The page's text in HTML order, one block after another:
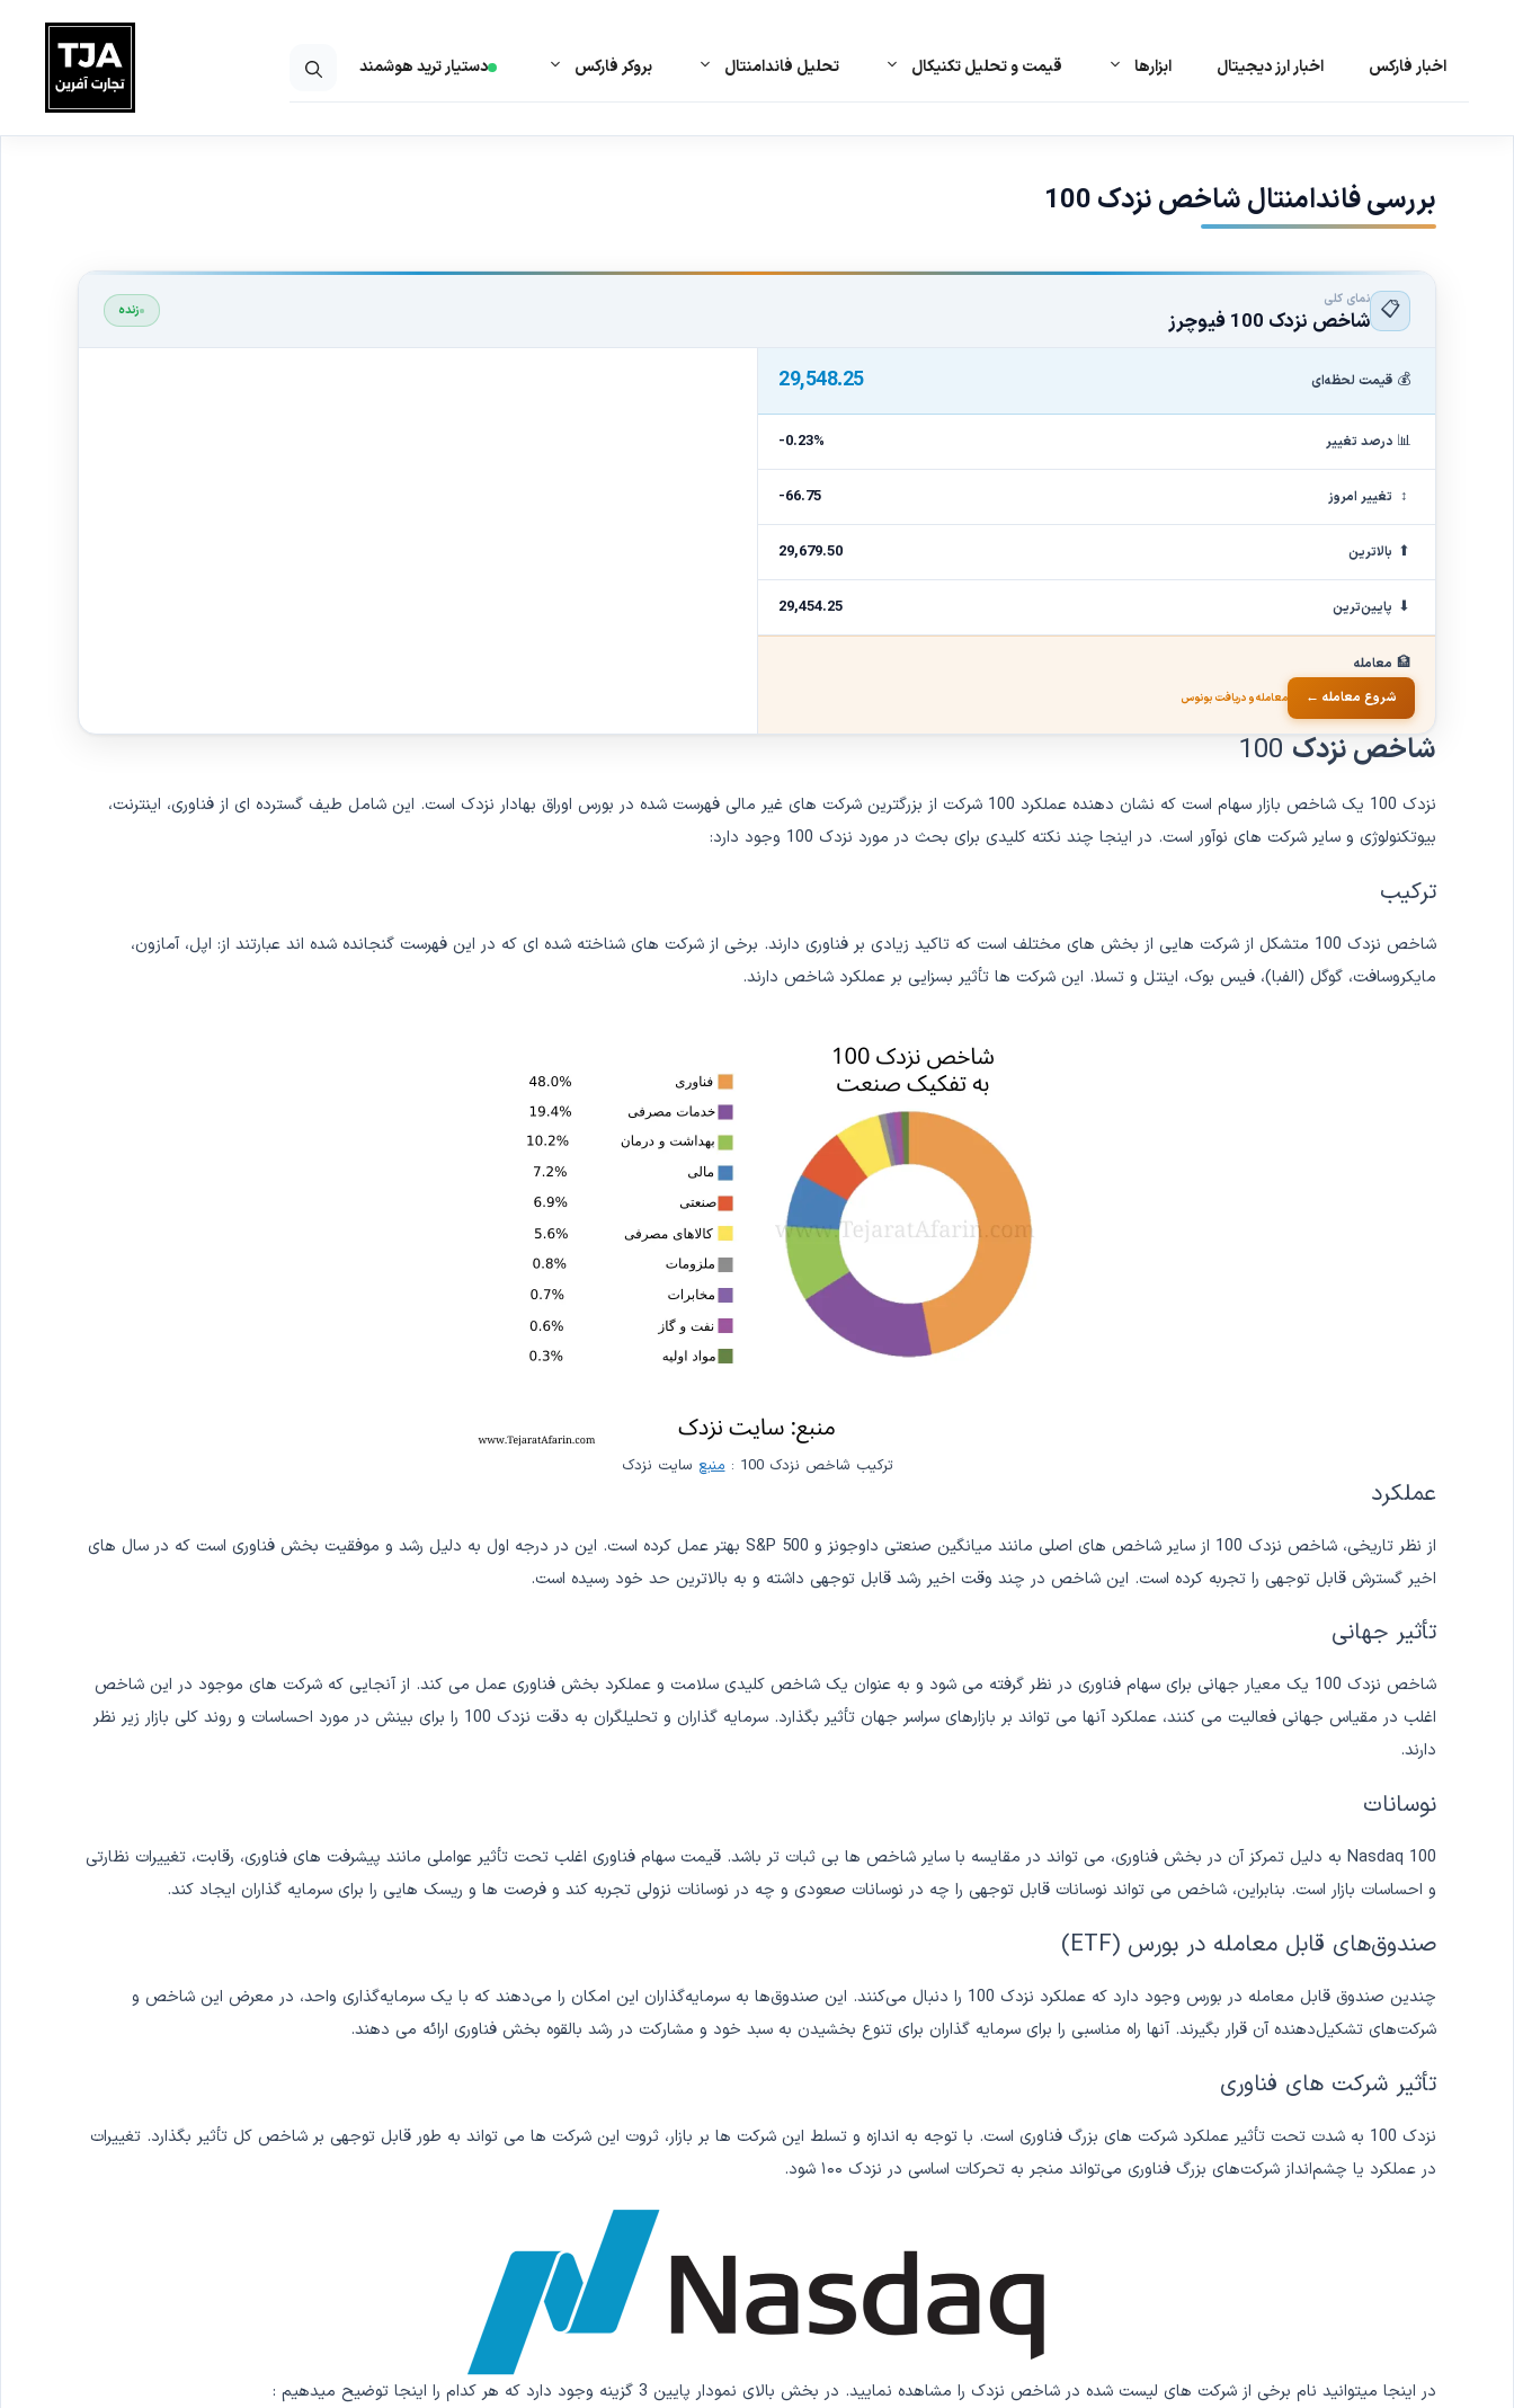
اخبار فارکس اخبار ارز دیجیتال ابزارها قیمت و تحلیل تکنیکال تحلیل فاندامنتال بروکر فارکس دستیار ترید هوشمند
بررسی فاندامنتال شاخص نزدک 100
📋 نمای کلی
شاخص نزدک 100 فیوچرز زنده
💰 قیمت لحظه‌ای 29,548.25
📊 درصد تغییر -0.23%
↕ تغییر امروز -66.75
⬆ بالاترین 29,679.50
⬇ پایین‌ترین 29,454.25
🏦 معامله
شروع معامله ←
معامله و دریافت بونوس
شاخص نزدک
نزدک 100 یک شاخص بازار سهام است که نشان دهنده عملکرد 100 شرکت از بزرگترین شرکت های غیر مالی فهرست شده در بورس اوراق بهادار نزدک است. این شامل طیف گسترده ای از فناوری، اینترنت،
بیوتکنولوژی و سایر شرکت های نوآور است. در اینجا چند نکته کلیدی برای بحث در مورد نزدک 100 وجود دارد:
ترکیب
شاخص نزدک 100 متشکل از شرکت هایی از بخش های مختلف است که تاکید زیادی بر فناوری دارند. برخی از شرکت های شناخته شده ای که در این فهرست گنجانده شده اند عبارتند از: اپل، آمازون،
مایکروسافت، گوگل (الفبا)، فیس بوک، اینتل و تسلا. این شرکت ها تأثیر بسزایی بر عملکرد شاخص دارند.
ترکیب شاخص نزدک 100 : منبع سایت نزدک
عملکرد
از نظر تاریخی، شاخص نزدک 100 از سایر شاخص های اصلی مانند میانگین صنعتی داوجونز و S&P 500 بهتر عمل کرده است. این در درجه اول به دلیل رشد و موفقیت بخش فناوری است که در سال های
اخیر گسترش قابل توجهی را تجربه کرده است. این شاخص در چند وقت اخیر رشد قابل توجهی داشته و به بالاترین حد خود رسیده است.
تأثیر جهانی
شاخص نزدک 100 یک معیار جهانی برای سهام فناوری در نظر گرفته می شود و به عنوان یک شاخص کلیدی سلامت و عملکرد بخش فناوری عمل می کند. از آنجایی که شرکت های موجود در این شاخص
اغلب در مقیاس جهانی فعالیت می کنند، عملکرد آنها می تواند بر بازارهای سراسر جهان تأثیر بگذارد. سرمایه گذاران و تحلیلگران به دقت نزدک 100 را برای بینش در مورد احساسات و روند کلی بازار زیر نظر
دارند.
نوسانات
Nasdaq 100 به دلیل تمرکز آن در بخش فناوری، می تواند در مقایسه با سایر شاخص ها بی ثبات تر باشد. قیمت سهام فناوری اغلب تحت تأثیر عواملی مانند پیشرفت های فناوری، رقابت، تغییرات نظارتی
و احساسات بازار است. بنابراین، شاخص می تواند نوسانات قابل توجهی را چه در نوسانات صعودی و چه در نوسانات نزولی تجربه کند و فرصت ها و ریسک هایی را برای سرمایه گذاران ایجاد کند.
صندوق‌های قابل معامله در بورس (ETF)
چندین صندوق قابل معامله در بورس وجود دارد که عملکرد نزدک 100 را دنبال می‌کنند. این صندوق‌ها به سرمایه‌گذاران این امکان را می‌دهند که با یک سرمایه‌گذاری واحد، در معرض این شاخص و
شرکت‌های تشکیل‌دهنده آن قرار بگیرند. آنها راه مناسبی را برای سرمایه گذاران برای تنوع بخشیدن به سبد خود و مشارکت در رشد بالقوه بخش فناوری ارائه می دهند.
تأثیر شرکت های فناوری
نزدک 100 به شدت تحت تأثیر عملکرد شرکت های بزرگ فناوری است. با توجه به اندازه و تسلط این شرکت ها بر بازار، ثروت این شرکت ها می تواند به طور قابل توجهی بر شاخص کل تأثیر بگذارد. تغییرات
در عملکرد یا چشم‌انداز شرکت‌های بزرگ فناوری می‌تواند منجر به تحرکات اساسی در نزدک ۱۰۰ شود.
در اینجا میتوانید نام برخی از شرکت های لیست شده در شاخص نزدک را مشاهده نمایید. در بخش بالای نمودار پایین 3 گزینه وجود دارد که هر کدام را اینجا توضیح میدهیم :